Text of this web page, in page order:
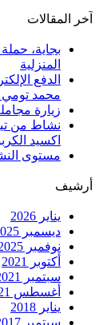
آخر المقالات
بجاية،
المنزلية
الدفع
محمد تومي
زيارة
نشاط من
اكسيد
مستوى
أرشيف
يناير 2026
ديسمبر 2025
نوفمبر 2025
أكتوبر 2021
سبتمبر 2021
أغسطس 2021
يناير 2018
سبتمبر 2017